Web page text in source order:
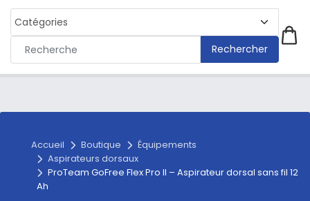
Rechercher
Accueil Boutique
Équipements
Aspirateurs dorsaux
ProTeam GoFree Flex Pro II – Aspirateur dorsal sans fil 12
Ah